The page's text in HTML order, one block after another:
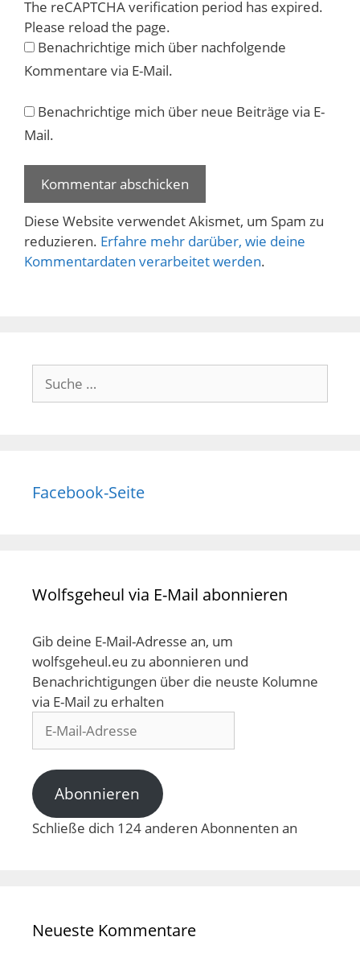
The reCAPTCHA verification period has expired.
Please reload the page.
Benachrichtige mich über nachfolgende
Kommentare via E-Mail.
Benachrichtige mich über neue Beiträge via E-
Mail.
Diese Website verwendet Akismet, um Spam zu
reduzieren. Erfahre mehr darüber, wie deine
Kommentardaten verarbeitet werden.
Suche
nach:
Facebook-Seite
Wolfsgeheul via E-Mail abonnieren
Gib deine E-Mail-Adresse an, um
wolfsgeheul.eu zu abonnieren und
Benachrichtigungen über die neuste Kolumne
via E-Mail zu erhalten
Mail-
Abonnieren
Schließe dich 124 anderen Abonnenten an
Neueste Kommentare